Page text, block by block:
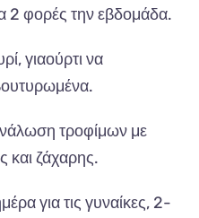
2 φορές την εβδομάδα.
γιαούρτι να
τροφίμων με
και ζάχαρης.
για τις γυναίκες, 2-